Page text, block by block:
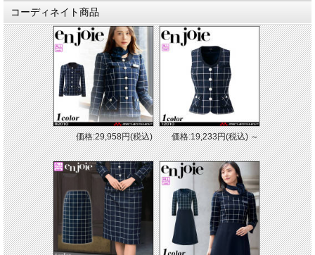
■素材
ダイヤドビー：ポリエステル100%
コーディネイト商品
価格:29,958円(税込) 価格:19,233円(税込)～